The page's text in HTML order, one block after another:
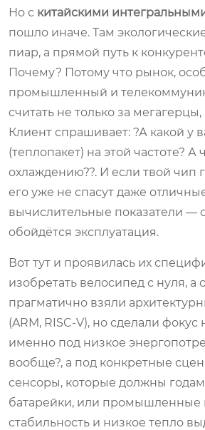
Но с китайскими
пошло иначе. Там
пиар, а прямой путь к
Почему? Потому что рынок,
промышленный и
считать не только за мегагерцы,
Клиент спрашивает: ?А какой у
(теплопакет) на этой частоте? А
охлаждению??. И если твой чип
его уже не спасут даже
вычислительные показатели —
обойдётся эксплуатация.
Вот тут и проявилась их
изобретать велосипед с нуля, а
прагматично взяли
(ARM, RISC-V), но сделали
именно под низкое
вообще?, а под конкретные
сенсоры, которые должны
батарейки, или промышленные
стабильность и низкое тепло